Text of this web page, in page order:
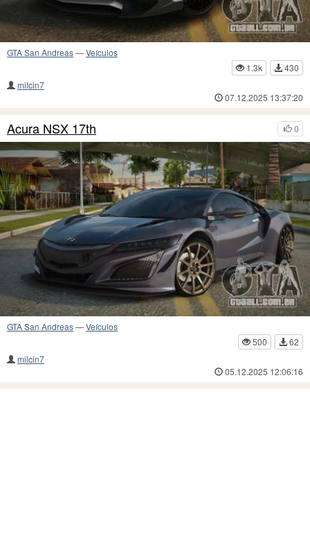
GTA San Andreas—Veículos
1.3k
430
milcin7
07.12.2025 13:37:20
0
Acura NSX 17th
GTA San Andreas—Veículos
500
62
milcin7
05.12.2025 12:06:16